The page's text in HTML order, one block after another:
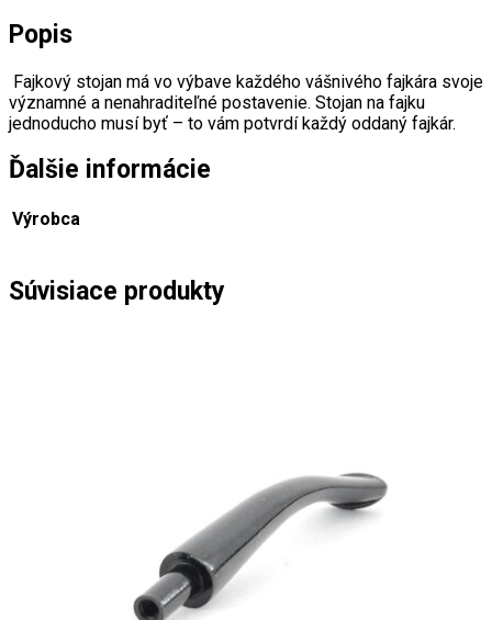
Popis
Fajkový stojan má vo výbave každého vášnivého fajkára svoje
významné a nenahraditeľné postavenie. Stojan na fajku
jednoducho musí byť – to vám potvrdí každý oddaný fajkár.
Ďalšie informácie
Výrobca
Súvisiace produkty